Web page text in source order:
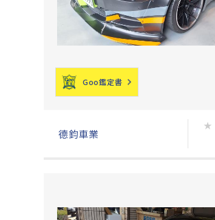
Goo鑑定書
德鈞車業
★